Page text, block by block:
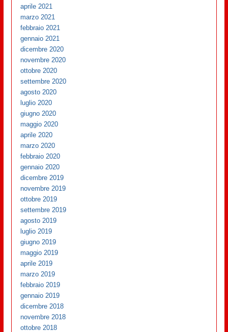
aprile 2021
marzo 2021
febbraio 2021
gennaio 2021
dicembre 2020
novembre 2020
ottobre 2020
settembre 2020
agosto 2020
luglio 2020
giugno 2020
maggio 2020
aprile 2020
marzo 2020
febbraio 2020
gennaio 2020
dicembre 2019
novembre 2019
ottobre 2019
settembre 2019
agosto 2019
luglio 2019
giugno 2019
maggio 2019
aprile 2019
marzo 2019
febbraio 2019
gennaio 2019
dicembre 2018
novembre 2018
ottobre 2018